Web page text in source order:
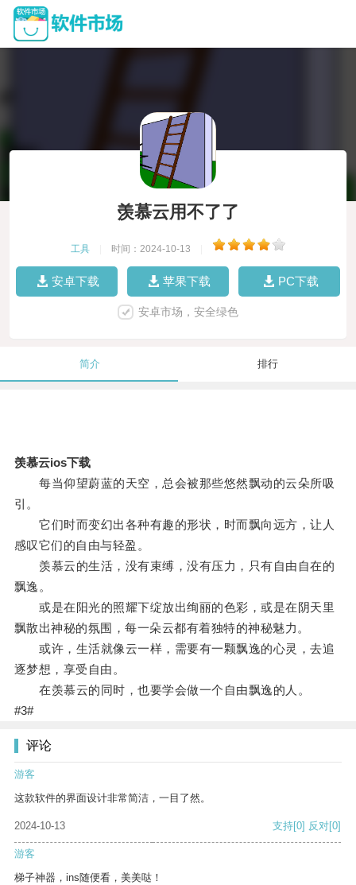
羡慕云用不了了
工具 时间：2024-10-13
安卓下载 苹果下载 PC下载
安卓市场，安全绿色
简介 排行
羡慕云ios下载
每当仰望蔚蓝的天空，总会被那些悠然飘动的云朵所吸
引。
它们时而变幻出各种有趣的形状，时而飘向远方，让人
感叹它们的自由与轻盈。
羡慕云的生活，没有束缚，没有压力，只有自由自在的
飘逸。
或是在阳光的照耀下绽放出绚丽的色彩，或是在阴天里
飘散出神秘的氛围，每一朵云都有着独特的神秘魅力。
或许，生活就像云一样，需要有一颗飘逸的心灵，去追
逐梦想，享受自由。
在羡慕云的同时，也要学会做一个自由飘逸的人。
#3#
评论
游客
这款软件的界面设计非常简洁，一目了然。
2024-10-13 支持[0] 反对[0]
游客
梯子神器，ins随便看，美美哒！